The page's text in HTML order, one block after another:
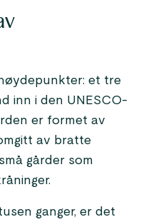
et tre
inn i den UNESCO-
er formet av
av bratte
gårder som
ganger, er det